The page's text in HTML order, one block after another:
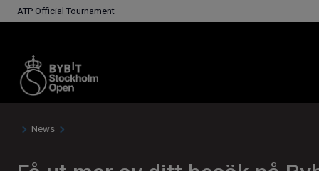
ATP Official Tournament
News